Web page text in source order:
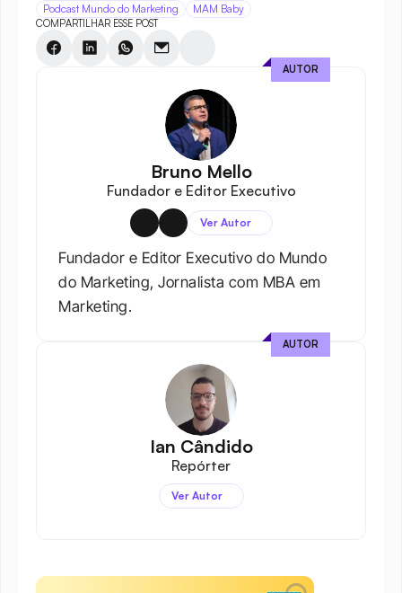
Podcast Mundo do Marketing MAM Baby
COMPARTILHAR ESSE POST
Bruno Mello
Fundador e Editor Executivo
Ver Autor
Fundador e Editor Executivo do Mundo
do Marketing, Jornalista com MBA em
Marketing.
AUTOR
Ian Cândido
Repórter
Ver Autor
AUTOR